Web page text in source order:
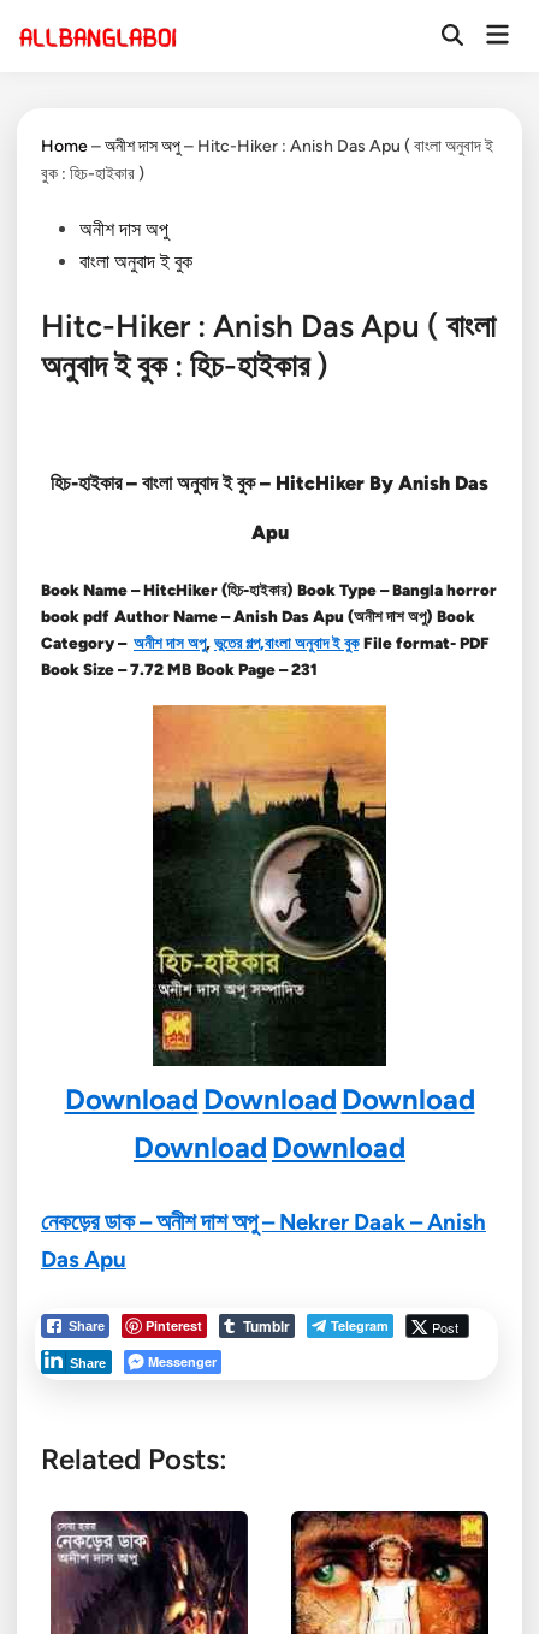
OpenMain
Home–অনীশ দাস অপু– Hitc-Hiker : Anish Das Apu ( বাংলা অনুবাদ ই
বুক : হিচ-হাইকার )
Postedঅনীশ দাস অপু
বাংলা অনুবাদ ই বুক
Hitc-Hiker : Anish Das Apu ( বাংলা
অনুবাদ ই বুক : হিচ-হাইকার )
হিচ-হাইকার – বাংলা অনুবাদ ই বুক – HitcHiker By Anish Das
Apu
Book Name – HitcHiker (হিচ-হাইকার) Book Type – Bangla horror
book pdf Author Name – Anish Das Apu (অনীশ দাশ অপু) Book
Category – অনীশ দাস অপু,ভুতের গল্প,বাংলা অনুবাদ ই বুক File format- PDF
Book Size – 7.72 MB Book Page – 231
Download Download Download
Download Download
নেকড়ের ডাক –অনীশ দাশ অপু – Nekrer Daak – Anish
Das Apu
Share Pinterest Tumblr Telegram Post
Share Messenger
Related Posts: